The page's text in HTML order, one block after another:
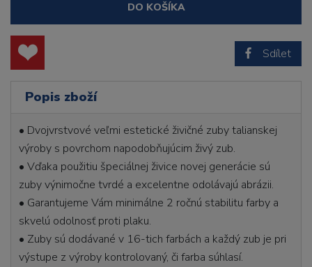
DO KOŠÍKA
Sdílet
Popis zboží
• Dvojvrstvové veľmi estetické živičné zuby talianskej
výroby s povrchom napodobňujúcim živý zub.
• Vďaka použitiu špeciálnej živice novej generácie sú
zuby výnimočne tvrdé a excelentne odolávajú abrázii.
• Garantujeme Vám minimálne 2 ročnú stabilitu farby a
skvelú odolnosť proti plaku.
• Zuby sú dodávané v 16-tich farbách a každý zub je pri
výstupe z výroby kontrolovaný, či farba súhlasí.